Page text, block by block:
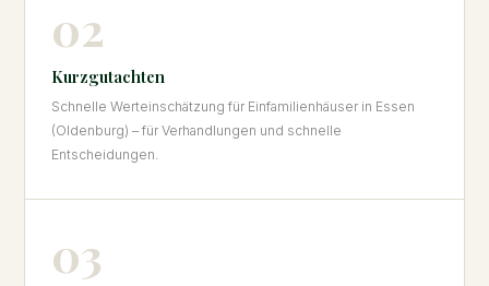
02
Kurzgutachten
Schnelle Werteinschätzung für Einfamilienhäuser in Essen
(Oldenburg) – für Verhandlungen und schnelle
Entscheidungen.
03